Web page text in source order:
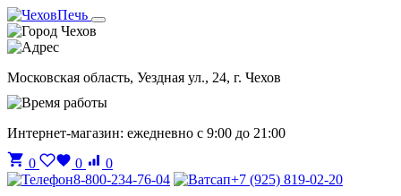
Чехов
Московская область, Уездная ул., 24, г. Чехов
Интернет-магазин: ежедневно с 9:00 до 21:00
0
0
0
8-800-234-76-04
+7 (925) 819-02-20